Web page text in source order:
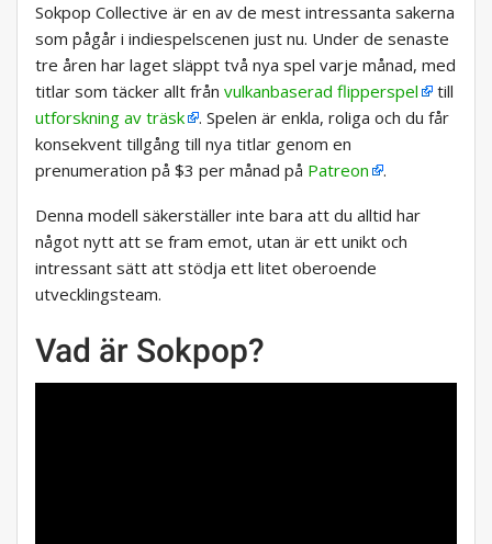
Sokpop Collective är en av de mest intressanta sakerna
som pågår i indiespelscenen just nu. Under de senaste
tre åren har laget släppt två nya spel varje månad, med
titlar som täcker allt från vulkanbaserad flipperspel
till
utforskning av träsk
. Spelen är enkla, roliga och du får
konsekvent tillgång till nya titlar genom en
prenumeration på $3 per månad på Patreon .
Denna modell säkerställer inte bara att du alltid har
något nytt att se fram emot, utan är ett unikt och
intressant sätt att stödja ett litet oberoende
utvecklingsteam.
Vad är Sokpop?